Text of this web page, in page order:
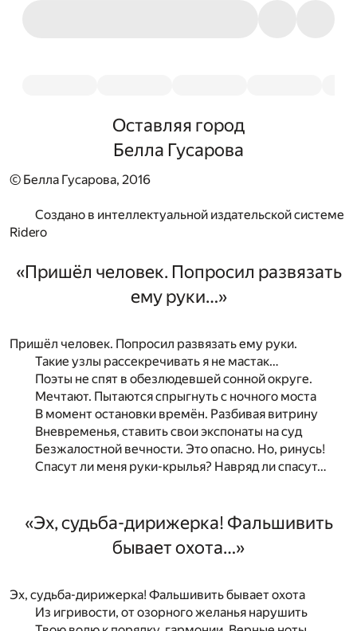
Оставляя город
Белла Гусарова
© Белла Гусарова, 2016
Создано в интеллектуальной издательской системе
Ridero
«Пришёл человек. Попросил развязать
ему руки…»
Пришёл человек. Попросил развязать ему руки.
Такие узлы рассекречивать я не мастак…
Поэты не спят в обезлюдевшей сонной округе.
Мечтают. Пытаются спрыгнуть с ночного моста
В момент остановки времён. Разбивая витрину
Вневременья, ставить свои экспонаты на суд
Безжалостной вечности. Это опасно. Но, ринусь!
Спасут ли меня руки-крылья? Навряд ли спасут…
«Эх, судьба-дирижерка! Фальшивить
бывает охота…»
Эх, судьба-дирижерка! Фальшивить бывает охота
Из игривости, от озорного желанья нарушить